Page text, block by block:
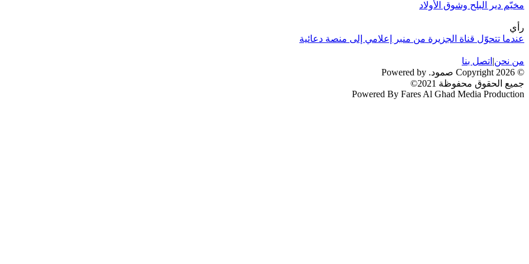
مخيّم دير البلح وشوق الأولاد
رأي
عندما تتحوّل قناة الجزيرة من منبر إعلامي إلى منصة دعائية
من نحن| اتصل بنا
© 2026 Copyright صمود. Powered by
جميع الحقوق محفوظة 2021©
Powered By Fares Al Ghad Media Production